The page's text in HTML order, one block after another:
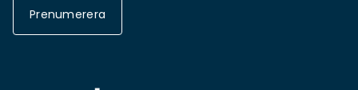
Prenumerera